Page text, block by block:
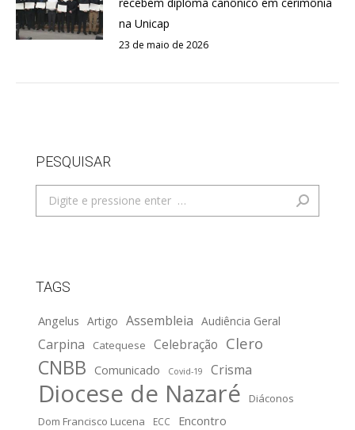
na Unicap
23 de maio de 2026
PESQUISAR
Search:
TAGS
Angelus Artigo Assembleia Audiência Geral
Carpina Catequese Celebração Clero
CNBB Comunicado Covid-19 Crisma
Diocese de Nazaré
Diáconos
Dom Francisco Lucena
ECC Encontro